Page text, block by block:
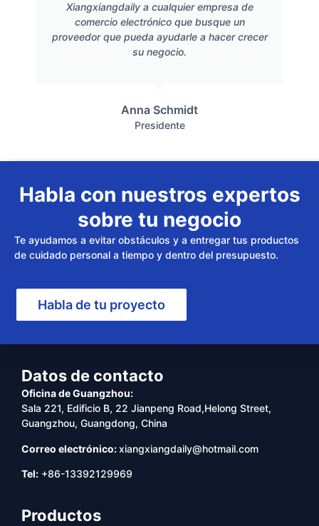
Xiangxiangdaily a cualquier empresa de
comercio electrónico que busque un
proveedor que pueda ayudarle a hacer crecer
su negocio.
Anna Schmidt
Presidente
Habla con nuestros expertos
sobre tu negocio
Te ayudamos a evitar obstáculos y a entregar tus productos
de cuidado personal a tiempo y dentro del presupuesto.
Habla de tu proyecto
Datos de contacto
Oficina de Guangzhou:
Sala 221, Edificio B, 22 Jianpeng Road,Helong Street,
Guangzhou, Guangdong, China
Correo electrónico:xiangxiangdaily@hotmail.com
Tel: +86-13392129969
Productos